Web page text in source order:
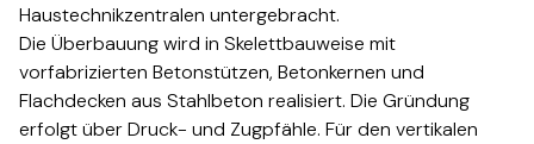
Haustechnikzentralen untergebracht.​​​​‌ ‍ ​‍​‍‌‍ ‌ ​‍‌‍‍‌‌‍‌ ‌‍‍‌‌‍ ‍​‍​‍​ ‍‍​‍​‍‌ ​ ‌‍​‌‌‍ ‍‌‍‍‌‌ ‌​‌ ‍‌​‍ ‍‌‍‍‌‌‍ ​‍​‍​‍ ​​‍​‍‌‍‍​‌ ​‍‌‍‌‌‌‍‌‍​‍​‍​ ‍‍​‍​‍‌‍‍​‌ ‌​‌ ‌​‌ ​​​ ‍‍​‍ ​‍ ‌‍ ​‌‍ ‌‍​ ‌‍​‌‌‍ ​‌‍‍​‌‍ ‌ ​ ‌ ‌​​ ‍‍​ ​ ​ ​ ​ ​ ​ ​ ​‍ ‌‍‍‌‌‍ ‍‌ ‌​‌‍‌‌‌‍ ‍‌ ‌​​‍ ‌‍‌‌‌‍‌​‌‍‍‌‌ ‌​​‍ ‌‍ ‌‌‍ ‌‍‌​‌‍‌‌​ ‌‌ ​​‌ ​‍‌‍‌‌‌ ​ ‌‍‌‌‌‍ ‍‌ ‌​‌‍​‌‌ ‌​‌‍‍‌‌‍ ‌‍ ‍​ ‍ ‌‍‍‌‌‍‌​​ ‌​ ​‌‌‍‌‍‌‍​‍​ ‌‍‌‍​‌‌‍‌‍​ ‌‌‌‍‌‍​‍ ‌​ ‌‍​ ‌‌​ ‌‍​ ‌ ​‍ ‌​ ‌​‌‍‌​​ ​‍‌‍​‍​‍ ‌​ ‍‌​ ​‌​ ​​​ ​​​‍ ‌​ ‌‍‌‍‌‍​ ​‍​ ​​‌‍‌‍​ ​​​ ‍​​ ‍‌​ ​‌‌‍‌‍​ ​ ‌‍​ ​ ‍ ‌ ‌​‌ ‍‌‌ ​​‌‍‌‌​ ‌‌ ​​‌ ​‍‌‍ ‌‍‍‍‌‍‌‌‌‍​ ‌ ‌​​ ‍ ‌ ​​‌‍​‌‌ ‌​‌‍‍​​ ‌‌‍‌​‌‍‌‌‌ ​ ‌‍​ ‌ ​‍‌‍‍‌‌ ​​‌ ‌​‌‍‍‌‌‍ ‌‍ ‍​‍‌‌​ ‌‌‌​​‍‌‌ ‌‍‍ ‌‍‌‌‌ ‍‌​‍‌‌​ ​ ‌​‌​​‍‌‌​ ​ ‌​‌​​‍‌‌​ ​‍​ ​‍‌‍‌​‌‍‌‌​‍‌‌​ ​‍​ ​‍​‍‌‌​ ‌‌‌​‌​​‍ ‍‌ ‌‍‌‍​‌‌‍ ​‌ ‌‌‌‍‌‌​‍‌‌​ ‌‌‌​​‍‌‌ ‌‍‍ ‌‍‌‌‌ ‍‌​‍‌‌​ ​ ‌​‌​​‍‌‌​ ​ ‌​‌​​‍‌‌​ ​‍​ ​‍‌‍​‍‌‍ ​‌‍ ‌‍​ ‌‍‍ ​‍ ‌​ ​​​‍‌‌​ ​‍​ ​‍​‍‌‌​ ‌‌‌​‌​​‍ ‍‌‍​ ‌‍‍​‌‍‍‌‌‍ ​‌‍‌​‌ ​‍‌‍‌‌‌‍ ‍​‍‌‌​ ‌‌‌​​‍‌‌ ‌‍‍ ‌‍‌‌‌ ‍‌​‍‌‌​ ​ ‌​‌​​‍‌‌​ ​ ‌​‌​​‍‌‌​ ​‍​ ​‍‌ ​ ‌ ​​‌‍​‌‌‍ ‍​‍ ‌​ ​​​‍‌‌​ ​‍​ ​‍​‍‌‌​ ‌‌‌​‌​​‍ ‍‌ ‌​‌‍‌‌‌ ‍​‌ ‌​​ ‌‍​‍‌‍​‌‌ ​ ‌‍‌‌‌‌‌‌‌ ​‍‌‍ ​​ ‌‌‍‍​‌ ‌​‌ ‌​‌ ​​​‍‌‌​ ​ ‌​​‌​‍‌‌​ ​‍‌​‌‍​‍‌‌​ ​‍‌​‌‍‌‍ ​‌‍ ‌‍​ ‌‍​‌‌‍ ​‌‍‍​‌‍ ‌ ​ ‌ ‌​​‍‌‌​ ​ ‌​​‌​ ​ ​ ​ ​ ​ ​ ​ ​‍‌‍‌‍‍‌‌‍‌​​ ‌​ ​‌‌‍‌‍‌‍​‍​ ‌‍‌‍​‌‌‍‌‍​ ‌‌‌‍‌‍​‍ ‌​ ‌‍​ ‌‌​ ‌‍​ ‌ ​‍ ‌​ ‌​‌‍‌​​ ​‍‌‍​‍​‍ ‌​ ‍‌​ ​‌​ ​​​ ​​​‍ ‌​ ‌‍‌‍‌‍​ ​‍​ ​​‌‍‌‍​ ​​​ ‍​​ ‍‌​ ​‌‌‍‌‍​ ​ ‌‍​ ​‍‌‍‌ ‌​‌ ‍‌‌ ​​‌‍‌‌​ ‌‌ ​​‌ ​‍‌‍ ‌‍‍‍‌‍‌‌‌‍​ ‌ ‌​​‍‌‍‌ ​​‌‍​‌‌ ‌​‌‍‍​​ ‌‌‍‌​‌‍‌‌‌ ​ ‌‍​ ‌ ​‍‌‍‍‌‌ ​​‌ ‌​‌‍‍‌‌‍ ‌‍ ‍​‍‌‌​ ‌‌‌​​‍‌‌ ‌‍‍ ‌‍‌‌‌ ‍‌​‍‌‌​ ​ ‌​‌​​‍‌‌​ ​ ‌​‌​​‍‌‌​ ​‍​ ​‍‌‍‌​‌‍‌‌​‍‌‌​ ​‍​ ​‍​‍‌‌​ ‌‌‌​‌​​‍ ‍‌ ‌‍‌‍​‌‌‍ ​‌ ‌‌‌‍‌‌​‍‌‌​ ‌‌‌​​‍‌‌ ‌‍‍ ‌‍‌‌‌ ‍‌​‍‌‌​ ​ ‌​‌​​‍‌‌​ ​ ‌​‌​​‍‌‌​ ​‍​ ​‍‌‍​‍‌‍ ​‌‍ ‌‍​ ‌‍‍ ​‍ ‌​ ​​​‍‌‌​ ​‍​ ​‍​‍‌‌​ ‌‌‌​‌​​‍ ‍‌‍​ ‌‍‍​‌‍‍‌‌‍ ​‌‍‌​‌ ​‍‌‍‌‌‌‍ ‍​‍‌‌​ ‌‌‌​​‍‌‌ ‌‍‍ ‌‍‌‌‌ ‍‌​‍‌‌​ ​ ‌​‌​​‍‌‌​ ​ ‌​‌​​‍‌‌​ ​‍​ ​‍‌ ​ ‌ ​​‌‍​‌‌‍ ‍​‍ ‌​ ​​​‍‌‌​ ​‍​ ​‍​‍‌‌​ ‌‌‌​‌​​‍ ‍‌ ‌​‌‍‌‌‌ ‍​‌ ‌​​‍‌‍‌ ​​‌‍‌‌‌ ​‍‌ ​ ‌ ​​‌‍‌‌‌‍​ ‌ ‌​‌‍‍‌‌ ‌‍‌‍‌‌​ ‌‌ ​​‌ ‌‌‌‍​‍‌‍ ​‌‍‍‌‌ ​ ‌‍‍​‌‍‌‌‌‍‌​​‍​‍‌ ‌
Die Überbauung wird in Skelettbauweise mit
vorfabrizierten Betonstützen, Betonkernen und
Flachdecken aus Stahlbeton realisiert. Die Gründung
erfolgt über Druck- und Zugpfähle. Für den vertikalen